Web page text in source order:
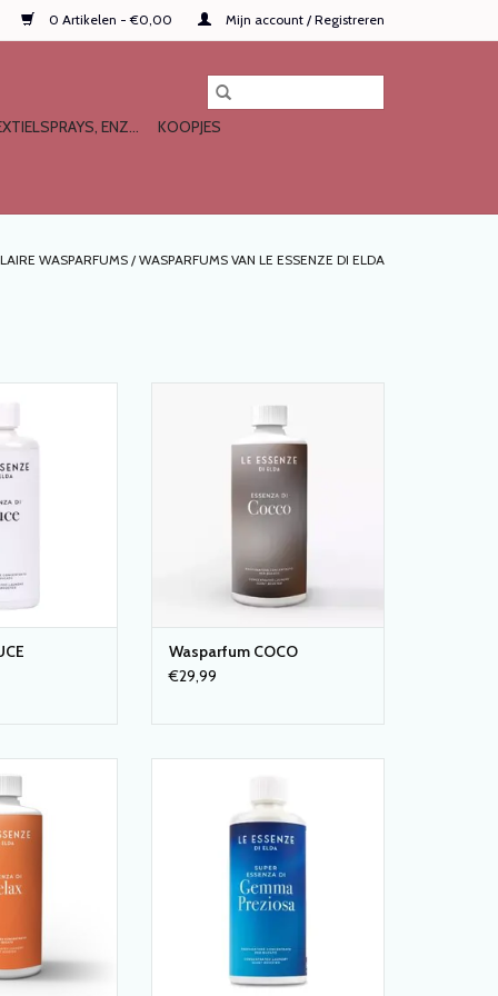
0 Artikelen - €0,00 Mijn account / Registreren
ENZ...
KOOPJES
WASPARFUMS/ WASPARFUMS VAN LE ESSENZE DI ELDA
WINKELWAGEN TOEVOEGEN AAN WINKELWAGEN
Wasparfum COCO
€29,99
Elda' Italia
WINKELWAGEN TOEVOEGEN AAN WINKELWAGEN